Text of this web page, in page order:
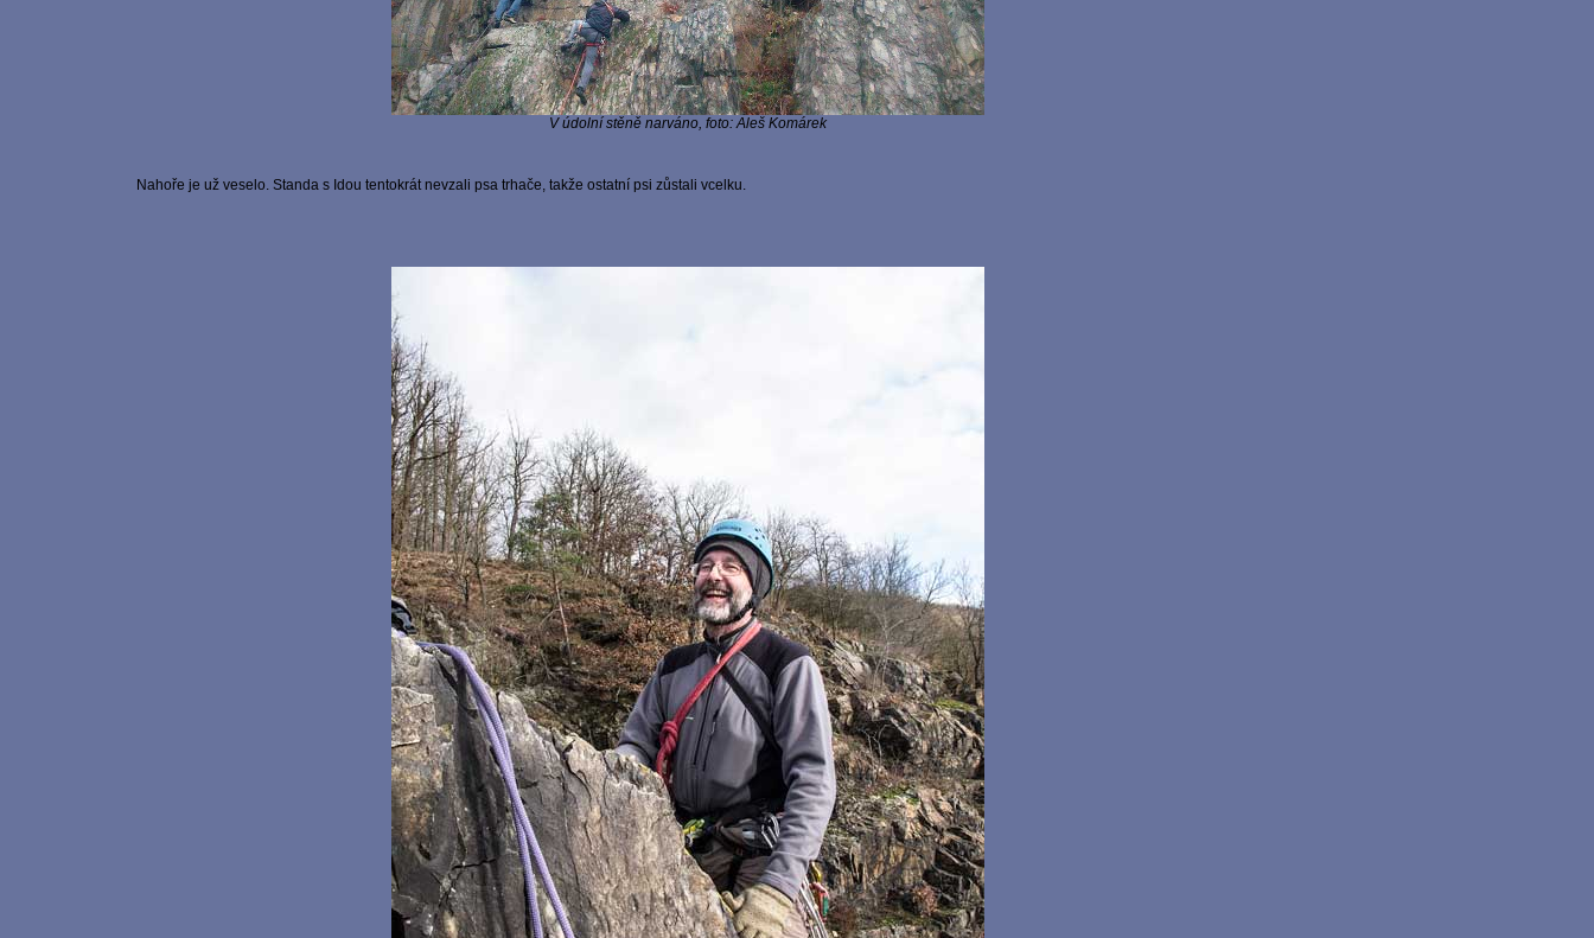
V údolní stěně narváno, foto: Aleš Komárek
Nahoře je už veselo. Standa s Idou tentokrát nevzali psa trhače, takže ostatní psi zůstali vcelku.